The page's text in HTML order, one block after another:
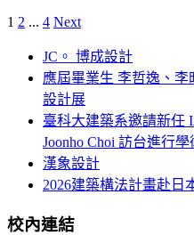
1 2 ... 4 Next
JC。 博成設計
應屆畢業生 李哲逸、
設計展
臺科大建築系邀請新任
Joonho Choi 訪台進行學
漢象設計
2026建築構法計畫赴日
校內連結